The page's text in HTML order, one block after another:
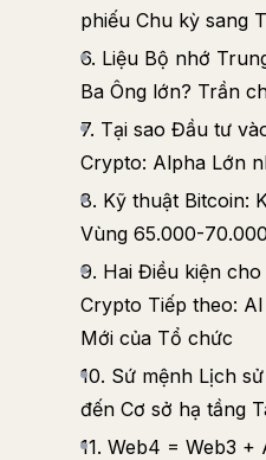
phiếu Chu kỳ sang
6. Liệu Bộ nhớ
Ba Ông lớn? Trần
7. Tại sao Đầu tư
Crypto: Alpha Lớn
8. Kỹ thuật Bitcoin:
Vùng 65.000-70.000
9. Hai Điều kiện
Crypto Tiếp theo:
Mới của Tổ chức
10. Sứ mệnh Lịch
đến Cơ sở hạ tầng
11. Web4 = Web3